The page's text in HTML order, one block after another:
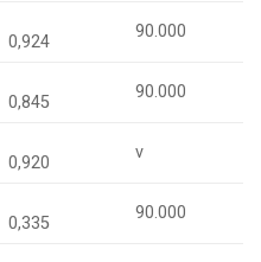
0,924
90.000
0,845
90.000
0,920
v
0,335
90.000